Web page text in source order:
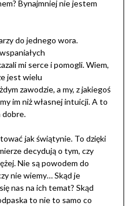
Bynajmniej nie jestem
do jednego wora.
mi serce i pomogli. Wiem,
jest wielu
zawodzie, a my, z jakiegoś
im niż własnej intuicji. A to
dobre.
jak świątynie. To dzięki
decydują o tym, czy
Nie są powodem do
nie wiemy… Skąd je
nas na ich temat? Skąd
to nie to samo co